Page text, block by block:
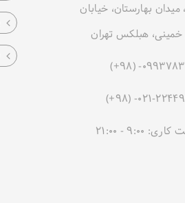
میدان بهارستان، خیابان
هبلکس تهران
9:00 - 21:00